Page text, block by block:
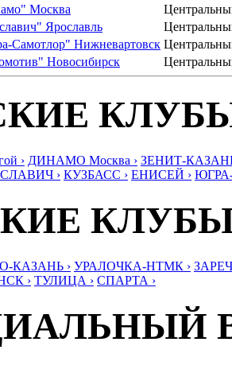
Москва
Ярославль
Самотлор" Нижневартовск
Новосибирск
› ДИНАМО Москва › ЗЕНИТ-
› КУЗБАСС › ЕНИСЕЙ ›
КАЗАНЬ › УРАЛОЧКА-НТМК ›
› ТУЛИЦА › СПАРТА ›